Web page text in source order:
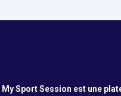
My Sport Session est une